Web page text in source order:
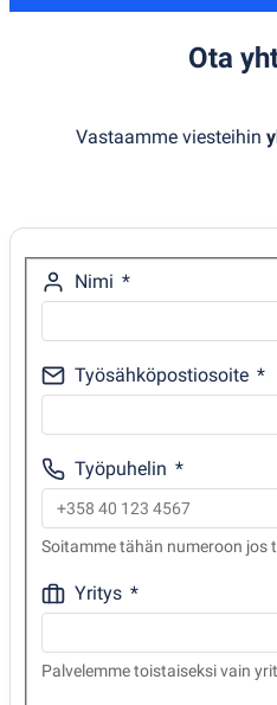
Ota
Vastaamme viesteihin
Nimi
Työsähköpostiosoite
Työpuhelin
Soitamme tähän numeroon jos
Yritys
Palvelemme toistaiseksi vain